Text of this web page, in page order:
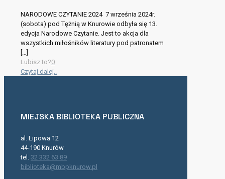
NARODOWE CZYTANIE 2024 7 września 2024r.
(sobota) pod Tężnią w Knurowie odbyła się 13.
edycja Narodowe Czytanie. Jest to akcja dla
wszystkich miłośników literatury pod patronatem
[…]
Lubisz to?0
Czytaj dalej..
MIEJSKA BIBLIOTEKA PUBLICZNA
al. Lipowa 12
44-190 Knurów
tel. 32 332 63 89
biblioteka@mbpknurow.pl